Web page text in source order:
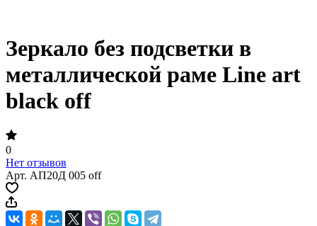
Зеркало без подсветки в
металлической раме Line art
black off
0
Нет отзывов
Арт. АП20Д 005 off